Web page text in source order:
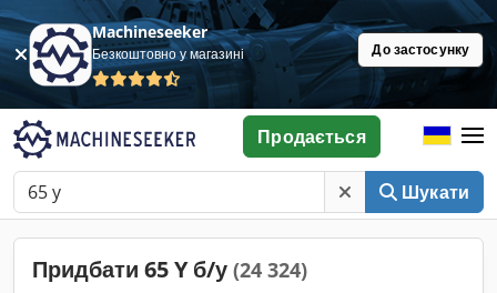
Machineseeker
Безкоштовно у магазині До застосунку
Шукати
Продається
Придбати 65 Y б/у (24 324)